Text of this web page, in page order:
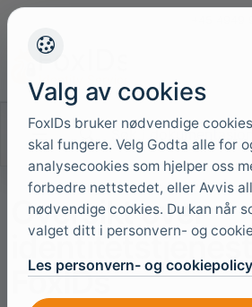
Søk i dokumentasjonen
Oversikt over
FoxIDs
Valg av cookies
FoxIDs bruker nødvendige
skal fungere. Velg Godta alle for
analysecookies som hjelper oss
forbedre nettstedet, eller Avvis
nødvendige cookies. Du kan når
valget ditt i personvern- og
Les personvern- og